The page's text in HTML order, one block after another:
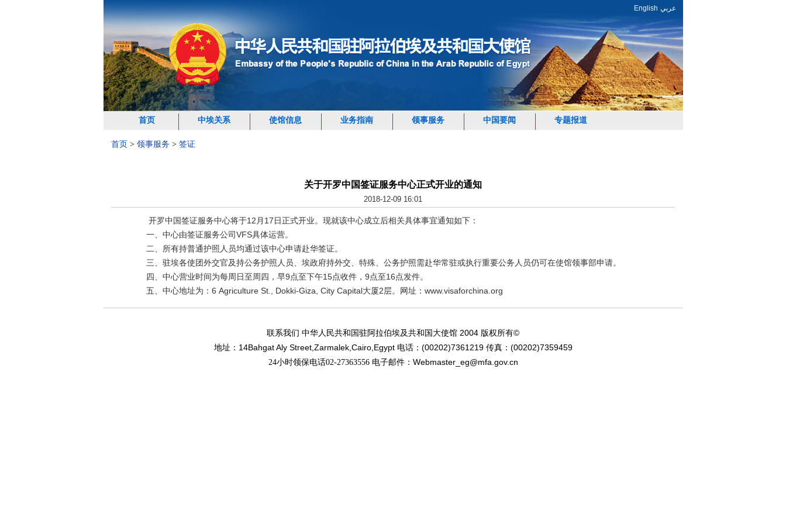
English عربي
首页 中埃关系 使馆信息 业务指南 领事服务 中国要闻 专题报道
首页 > 领事服务 > 签证
关于开罗中国签证服务中心正式开业的通知
2018-12-09 16:01
开罗中国签证服务中心将于12 月 17日正式开业。现就该中心成立后相关具体事宜通知如下：
一、中心由签证服务公司VFS具体运营。
二、所有持普通护照人员均通过该中心申请赴华签证。
三、驻埃各使团外交官及持公务护照人员、埃政府持外交、特殊、公务护照需赴华常驻或执行重要公务人员仍可在使馆领事部申请。
四、中心营业时间为每周日至周四，早9点至下午15点收件， 9点至16点发件。
五、中心地址为： 6 Agriculture St., Dokki-Giza, City Capital大厦2层。网址： www.visaforchina.org
联系我们 中华人民共和国驻阿拉伯埃及共和国大使馆 2004 版权所有©
地址： 14Bahgat Aly Street,Zarmalek,Cairo,Egypt电话： (00202)7361219传真： (00202)7359459
24小时领保电话02-27363556 电子邮件： Webmaster_eg@mfa.gov.cn